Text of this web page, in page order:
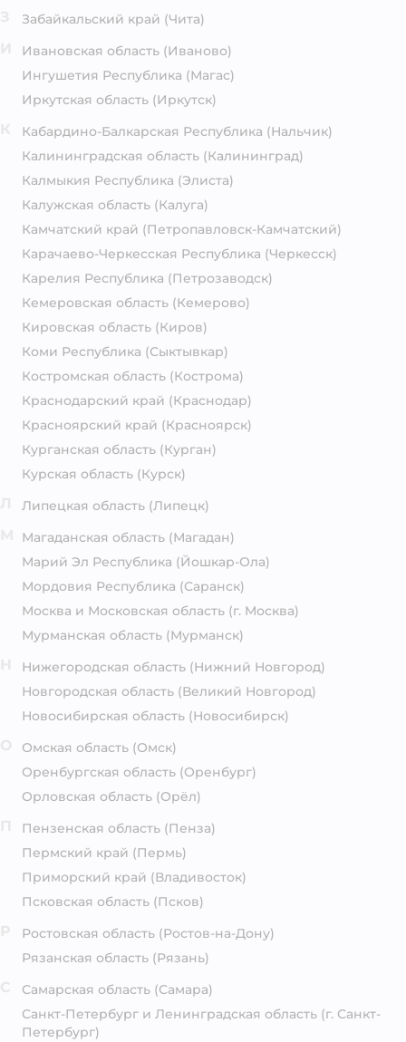
Забайкальский край (Чита)
Ивановская область (Иваново)
Ингушетия Республика (Магас)
Иркутская область (Иркутск)
Кабардино-Балкарская Республика (Нальчик)
Калининградская область (Калининград)
Калмыкия Республика (Элиста)
Калужская область (Калуга)
Камчатский край (Петропавловск-Камчатский)
Карачаево-Черкесская Республика (Черкесск)
Карелия Республика (Петрозаводск)
Кемеровская область (Кемерово)
Кировская область (Киров)
Коми Республика (Сыктывкар)
Костромская область (Кострома)
Краснодарский край (Краснодар)
Красноярский край (Красноярск)
Курганская область (Курган)
Курская область (Курск)
Липецкая область (Липецк)
Магаданская область (Магадан)
Марий Эл Республика (Йошкар-Ола)
Мордовия Республика (Саранск)
Москва и Московская область (г. Москва)
Мурманская область (Мурманск)
Нижегородская область (Нижний Новгород)
Новгородская область (Великий Новгород)
Новосибирская область (Новосибирск)
Омская область (Омск)
Оренбургская область (Оренбург)
Орловская область (Орёл)
Пензенская область (Пенза)
Пермский край (Пермь)
Приморский край (Владивосток)
Псковская область (Псков)
Ростовская область (Ростов-на-Дону)
Рязанская область (Рязань)
Самарская область (Самара)
Санкт-Петербург и Ленинградская область (г. Санкт-
Петербург)